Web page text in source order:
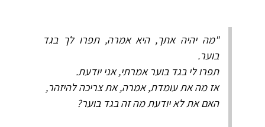
"מה יהיה אתך, היא אמרה, תפרו לך בגד
בוער.
תפרו לי בגד בוער אמרתי, אני יודעת.
אז מה את עומדת, אמרה, את צריכה להיזהר,
האם את לא יודעת מה זה בגד בוער?